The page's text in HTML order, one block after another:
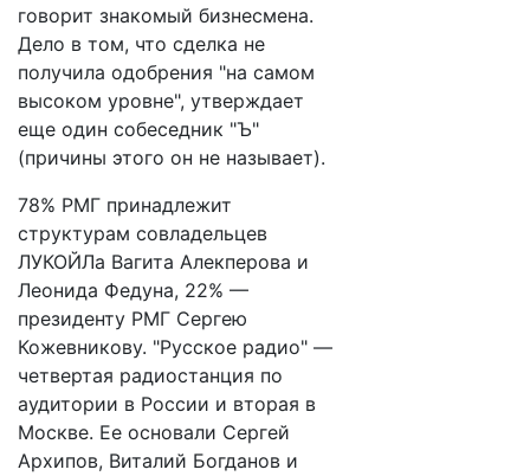
говорит знакомый бизнесмена.
Дело в том, что сделка не
получила одобрения "на самом
высоком уровне", утверждает
еще один собеседник "Ъ"
(причины этого он не называет).
78% РМГ принадлежит
структурам совладельцев
ЛУКОЙЛа Вагита Алекперова и
Леонида Федуна, 22% —
президенту РМГ Сергею
Кожевникову. "Русское радио" —
четвертая радиостанция по
аудитории в России и вторая в
Москве. Ее основали Сергей
Архипов, Виталий Богданов и